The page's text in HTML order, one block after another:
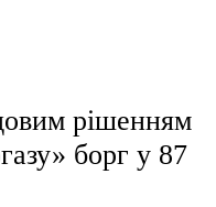
рішенням
борг у 87